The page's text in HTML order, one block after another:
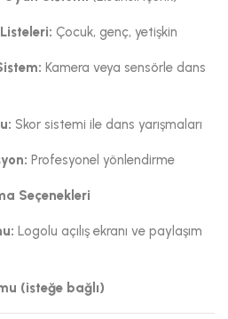
Çocuk, genç, yetişkin
Kamera veya sensörle dans
Skor sistemi ile dans yarışmaları
Profesyonel yönlendirme
Seçenekleri
Logolu açılış ekranı ve paylaşım
(isteğe bağlı)